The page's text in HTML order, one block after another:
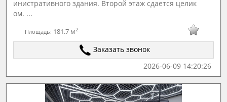
инистративного здания. Второй этаж сдается целик
ом. ...
Площадь: 181.7 м2
Заказать звонок
2026-06-09 14:20:26